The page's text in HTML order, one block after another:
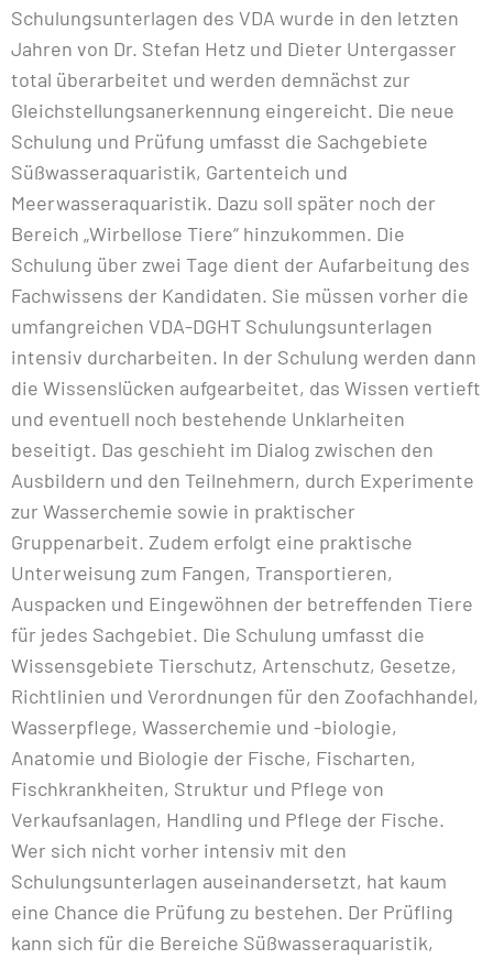
Schulungsunterlagen des VDA wurde in den letzten
Jahren von Dr. Stefan Hetz und Dieter Untergasser
total überarbeitet und werden demnächst zur
Gleichstellungsanerkennung eingereicht. Die neue
Schulung und Prüfung umfasst die Sachgebiete
Süßwasseraquaristik, Gartenteich und
Meerwasseraquaristik. Dazu soll später noch der
Bereich „Wirbellose Tiere“ hinzukommen. Die
Schulung über zwei Tage dient der Aufarbeitung des
Fachwissens der Kandidaten. Sie müssen vorher die
umfangreichen VDA-DGHT Schulungsunterlagen
intensiv durcharbeiten. In der Schulung werden dann
die Wissenslücken aufgearbeitet, das Wissen vertieft
und eventuell noch bestehende Unklarheiten
beseitigt. Das geschieht im Dialog zwischen den
Ausbildern und den Teilnehmern, durch Experimente
zur Wasserchemie sowie in praktischer
Gruppenarbeit. Zudem erfolgt eine praktische
Unterweisung zum Fangen, Transportieren,
Auspacken und Eingewöhnen der betreffenden Tiere
für jedes Sachgebiet. Die Schulung umfasst die
Wissensgebiete Tierschutz, Artenschutz, Gesetze,
Richtlinien und Verordnungen für den Zoofachhandel,
Wasserpflege, Wasserchemie und -biologie,
Anatomie und Biologie der Fische, Fischarten,
Fischkrankheiten, Struktur und Pflege von
Verkaufsanlagen, Handling und Pflege der Fische.
Wer sich nicht vorher intensiv mit den
Schulungsunterlagen auseinandersetzt, hat kaum
eine Chance die Prüfung zu bestehen. Der Prüfling
kann sich für die Bereiche Süßwasseraquaristik,